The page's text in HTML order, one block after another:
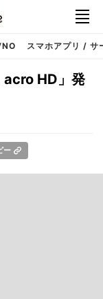
スマホアプリ / サ
acro HD」発
ー